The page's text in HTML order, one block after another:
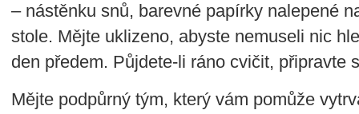
– nástěnku snů, barevné papírky nalepené
stole. Mějte uklizeno, abyste nemuseli nic
den předem. Půjdete-li ráno cvičit, připravte
Mějte podpůrný tým, který vám pomůže